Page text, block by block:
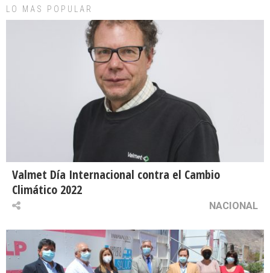
LO MAS POPULAR
Valmet Día Internacional contra el Cambio
Climático 2022
NACIONAL